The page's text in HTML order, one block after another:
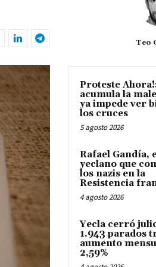
Teo
Proteste
acumula la
ya impede ver
los cruces
5 agosto 2026
Rafael Gandía,
yeclano que
los nazis en la
Resistencia
4 agosto 2026
Yecla cerró
1.943 parados
aumento
2,59%